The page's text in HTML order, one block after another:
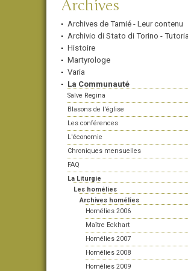
Archives
Archives de Tamié - Leur contenu
Archivio di Stato di Torino -
Histoire
Martyrologe
Varia
La Communauté
Salve Regina
Blasons de l'église
Les conférences
L'économie
Chroniques mensuelles
FAQ
La Liturgie
Les homélies
Archives homélies
Homélies 2006
Maître Eckhart
Homélies 2007
Homélies 2008
Homélies 2009